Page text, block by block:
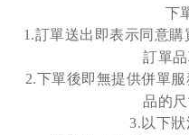
下
1.訂單送出即表示同意
訂單品
2.下單後即無提供併單
品的尺
3.以下